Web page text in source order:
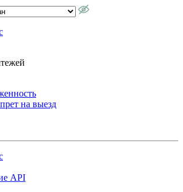
на выезд
API